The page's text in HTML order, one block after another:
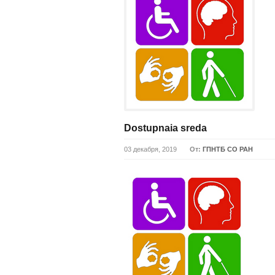
Dostupnaia sreda
03 декабря, 2019 От: ГПНТБ СО РАН